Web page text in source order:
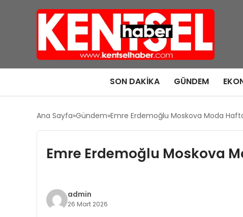
SON DAKIKA GÜNDEM
Ana Sayfa Gündem Emre Erdemoğlu Moskova Moda
Emre Erdemoğlu Moskova
admin
26 Mart 2026